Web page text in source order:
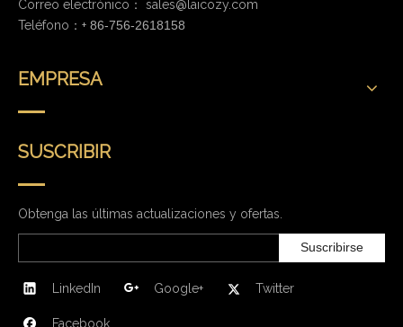
Correo electrónico： sales@laicozy.com
Teléfono：+ 86-756-2618158
EMPRESA
SUSCRIBIR
Obtenga las últimas actualizaciones y ofertas.
Suscribirse
LinkedIn Google+ Twitter
Facebook